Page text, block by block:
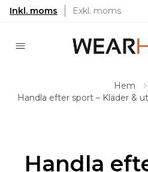
Inkl. moms Exkl. moms
Hem
Handla efter sport – Kläder &
Handla